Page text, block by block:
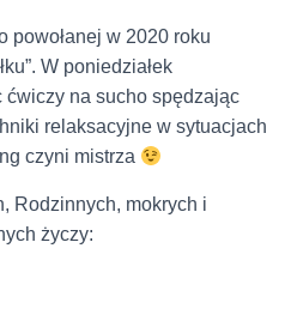
powołanej w 2020 roku
W poniedziałek
na sucho spędzając
relaksacyjne w sytuacjach
czyni mistrza
Rodzinnych, mokrych i
życzy: